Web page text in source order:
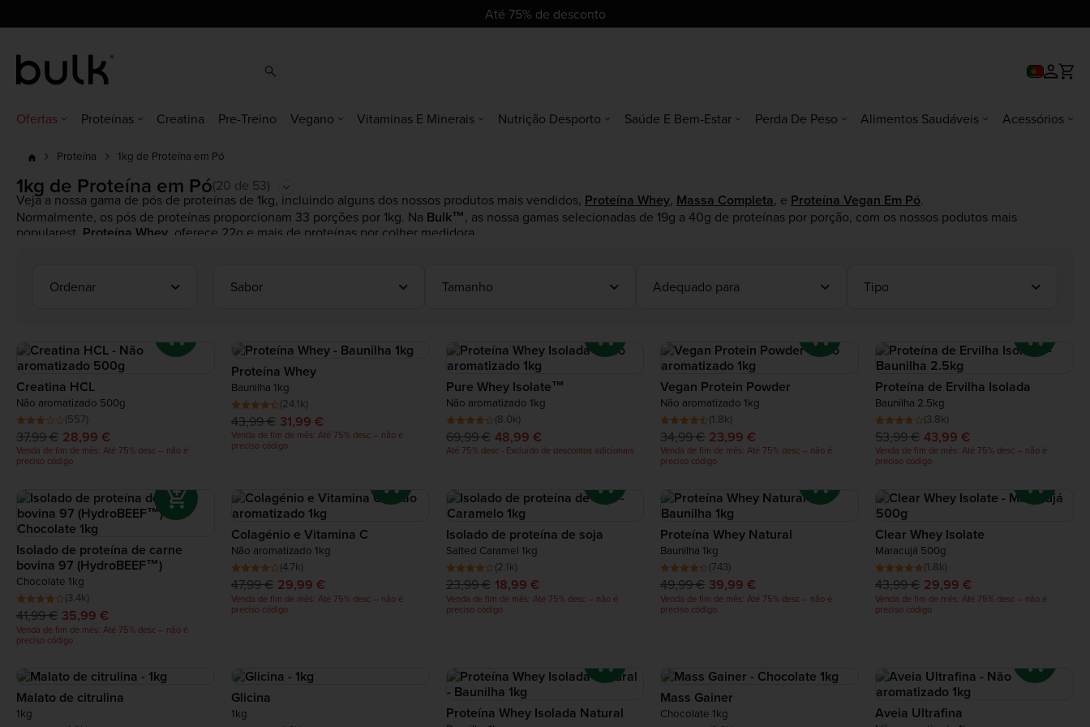
Até 75% de desconto
Ofertas Proteínas Creatina Pre-Treino Vegano Vitaminas E Minerais Nutrição Desporto Saúde E Bem-Estar Perda De Peso Alimentos Saudáveis Acessórios
Proteína 1kg de Proteína em Pó
1kg de Proteína em Pó(20 de 53)
Veja a nossa gama de pós de proteínas de 1kg, incluindo alguns dos nossos produtos mais vendidos, Proteína Whey, Massa Completa, e Proteína Vegan Em Pó.
Normalmente, os pós de proteínas proporcionam 33 porções por 1kg. Na Bulk™, as nossa gamas selecionadas de 19g a 40g de proteínas por porção, com os nossos podutos mais
popularest, Proteína Whey , oferece 22g e mais de proteínas por colher medidora.
Ordenar
Sabor Tamanho Adequado para Tipo
Creatina HCL
Não aromatizado 500g
(557)
37,99 € 28,99 €
Venda de fim de mês: Até 75% desc – não é
preciso código
Proteína Whey
Baunilha 1kg
(24.1k)
43,99 € 31,99 €
Venda de fim de mês: Até 75% desc – não é
preciso código
Pure Whey Isolate™
Não aromatizado 1kg
(8.0k)
69,99 € 48,99 €
Até 75% desc - Excluído de descontos adicionais
Vegan Protein Powder
Não aromatizado 1kg
(1.8k)
34,99 € 23,99 €
Venda de fim de mês: Até 75% desc – não é
preciso código
Proteína de Ervilha Isolada
Baunilha 2.5kg
(3.8k)
53,99 € 43,99 €
Venda de fim de mês: Até 75% desc – não é
preciso código
Isolado de proteína de carne
bovina 97 (HydroBEEF™)
Chocolate 1kg
(3.4k)
41,99 € 35,99 €
Venda de fim de mês: Até 75% desc – não é
preciso código
Colagénio e Vitamina C
Não aromatizado 1kg
(4.7k)
47,99 € 29,99 €
Venda de fim de mês: Até 75% desc – não é
preciso código
Isolado de proteína de soja
Salted Caramel 1kg
(2.1k)
23,99 € 18,99 €
Venda de fim de mês: Até 75% desc – não é
preciso código
Proteína Whey Natural
Baunilha 1kg
(743)
49,99 € 39,99 €
Venda de fim de mês: Até 75% desc – não é
preciso código
Clear Whey Isolate
Maracujá 500g
(1.8k)
43,99 € 29,99 €
Venda de fim de mês: Até 75% desc – não é
preciso código
Malato de citrulina
1kg
Glicina
1kg
Proteína Whey Isolada Natural
Mass Gainer
Chocolate 1kg
Aveia Ultrafina